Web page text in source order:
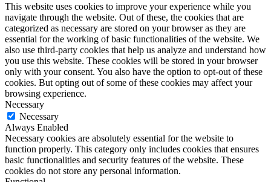
This website uses cookies to improve your experience while you
navigate through the website. Out of these, the cookies that are
categorized as necessary are stored on your browser as they are
essential for the working of basic functionalities of the website. We
also use third-party cookies that help us analyze and understand how
you use this website. These cookies will be stored in your browser
only with your consent. You also have the option to opt-out of these
cookies. But opting out of some of these cookies may affect your
browsing experience.
Necessary
Necessary
Always Enabled
Necessary cookies are absolutely essential for the website to
function properly. This category only includes cookies that ensures
basic functionalities and security features of the website. These
cookies do not store any personal information.